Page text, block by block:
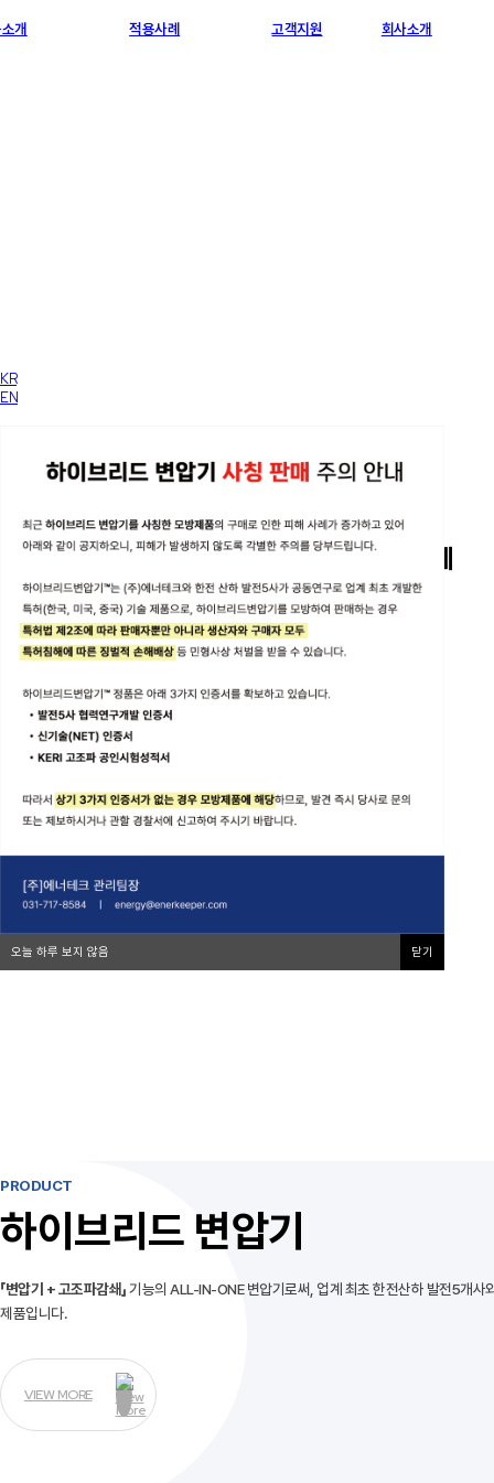
개 적용사례 고객지원 회사소개
KR
EN
오늘 하루 보지 않음 닫기
탄소중립 · ESG 경영을 위한 변압기 솔루션
고조파저감 및 에너지절약을 통해 탄소중립에
기여하고 있습니다.
PRODUCT
하이브리드 변압기
「변압기 + 고조파감쇄」기능의 ALL-IN-ONE 변압기로써, 업계 최초한전산하 발전5개사
제품입니다.
VIEW MORE